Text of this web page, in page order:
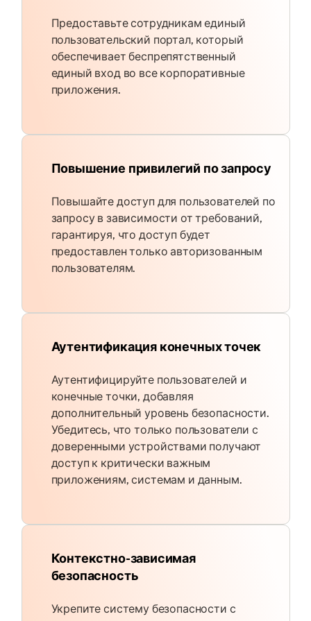
Предоставьте сотрудникам единый
пользовательский портал, который
обеспечивает беспрепятственный
единый вход во все корпоративные
приложения.
Повышение привилегий по запросу
Повышайте доступ для пользователей по
запросу в зависимости от требований,
гарантируя, что доступ будет
предоставлен только авторизованным
пользователям.
Аутентификация конечных точек
Аутентифицируйте пользователей и
конечные точки, добавляя
дополнительный уровень безопасности.
Убедитесь, что только пользователи с
доверенными устройствами получают
доступ к критически важным
приложениям, системам и данным.
Контекстно-зависимая
безопасность
Укрепите систему безопасности с